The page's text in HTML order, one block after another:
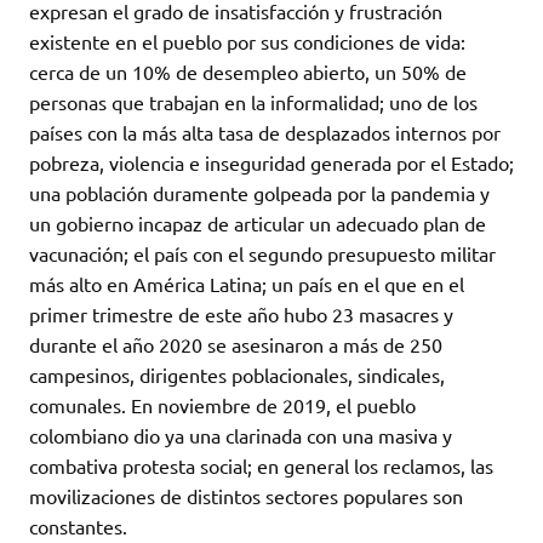
expresan el grado de insatisfacción y frustración
existente en el pueblo por sus condiciones de vida:
cerca de un 10% de desempleo abierto, un 50% de
personas que trabajan en la informalidad; uno de los
países con la más alta tasa de desplazados internos por
pobreza, violencia e inseguridad generada por el Estado;
una población duramente golpeada por la pandemia y
un gobierno incapaz de articular un adecuado plan de
vacunación; el país con el segundo presupuesto militar
más alto en América Latina; un país en el que en el
primer trimestre de este año hubo 23 masacres y
durante el año 2020 se asesinaron a más de 250
campesinos, dirigentes poblacionales, sindicales,
comunales. En noviembre de 2019, el pueblo
colombiano dio ya una clarinada con una masiva y
combativa protesta social; en general los reclamos, las
movilizaciones de distintos sectores populares son
constantes.